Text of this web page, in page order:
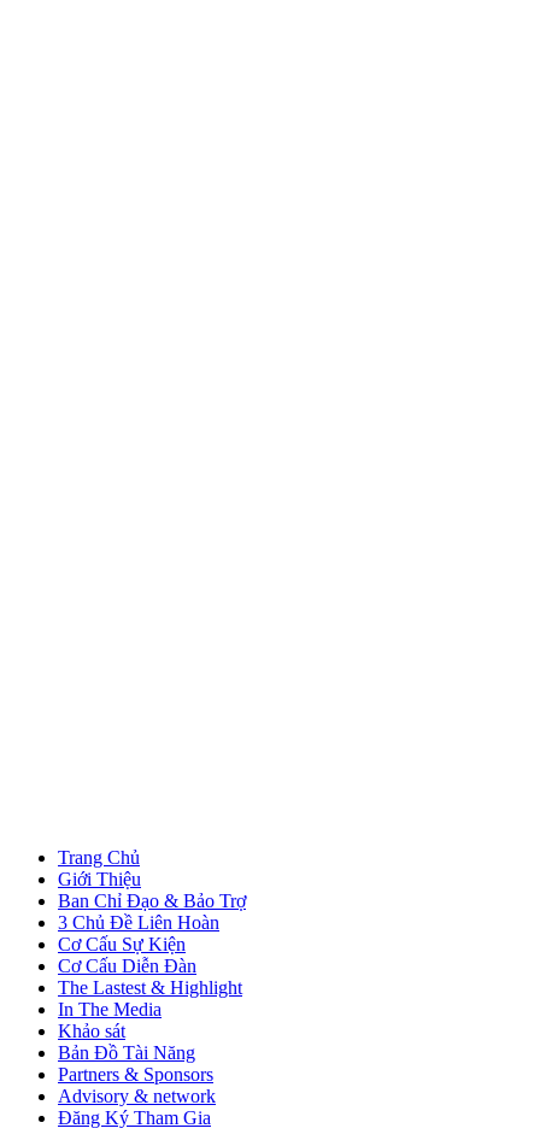
Trang Chủ
Giới Thiệu
Ban Chỉ Đạo & Bảo Trợ
3 Chủ Đề Liên Hoàn
Cơ Cấu Sự Kiện
Cơ Cấu Diễn Đàn
The Lastest & Highlight
In The Media
Khảo sát
Bản Đồ Tài Năng
Partners & Sponsors
Advisory & network
Đăng Ký Tham Gia